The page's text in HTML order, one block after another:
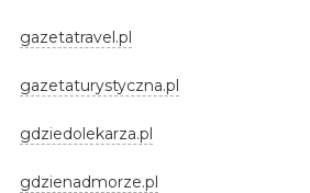
gazetatravel.pl
gazetaturystyczna.pl
gdziedolekarza.pl
gdzienadmorze.pl